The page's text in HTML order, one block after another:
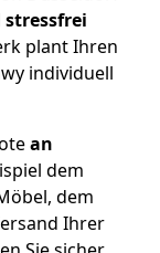
plant Ihren
individuell
an
dem
dem
Ihrer